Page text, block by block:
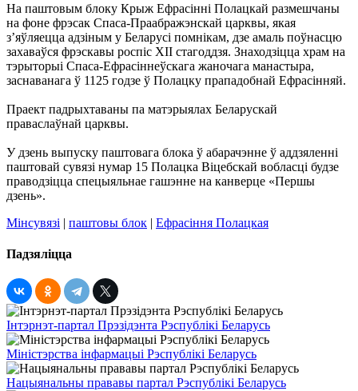
На паштовым блоку Крыж Ефрасінні Полацкай размешчаны
на фоне фрэсак Спаса-Праабражэнскай царквы, якая
з’яўляецца адзіным у Беларусі помнікам, дзе амаль поўнасцю
захаваўся фрэскавы роспіс XII стагоддзя. Знаходзіцца храм на
тэрыторыі Спаса-Ефрасіннеўскага жаночага манастыра,
заснаванага ў 1125 годзе ў Полацку прападобнай Ефрасінняй.
Праект падрыхтаваны па матэрыялах Беларускай
праваслаўнай царквы.
У дзень выпуску паштовага блока ў абарачэнне ў аддзяленні
паштовай сувязі нумар 15 Полацка Віцебскай вобласці будзе
праводзіцца спецыяльнае гашэнне на канверце «Першы
дзень».
Мінсувязі | паштовы блок | Ефрасіння Полацкая
Падзяліцца
Інтэрнэт-партал Прэзідэнта Рэспублікі Беларусь
Міністэрства інфармацыі Рэспублікі Беларусь
Нацыянальны прававы партал Рэспублікі Беларусь